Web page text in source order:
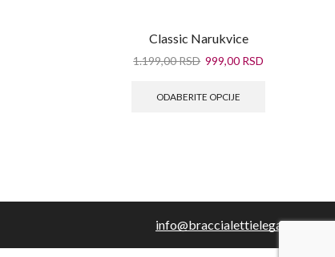
Classic Narukvice
1.199,00RSD 999,00 RSD
ODABERITE OPCIJE
info@braccialettieleganti.com